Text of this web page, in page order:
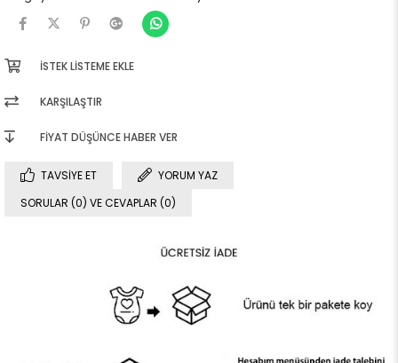
İSTEK LISTEME EKLE
KARŞILAŞTIR
FIYAT DÜŞÜNCE HABER VER
TAVSIYE ET
YORUM YAZ
SORULAR (0) VE CEVAPLAR (0)